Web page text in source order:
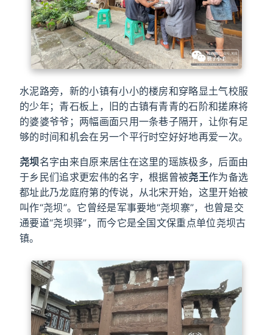
水泥路旁，新的小镇有小小的楼房和穿略显土气校服
的少年；青石板上，旧的古镇有青青的石阶和搓麻将
的婆婆爷爷；两幅画面只用一条巷子隔开，让你有足
够的时间和机会在另一个平行时空好好地再爱一次。
尧坝名字由来自原来居住在这里的瑶族极多，后面由
于乡民们追求更宏伟的名字，根据曾被尧王作为备选
都址此乃龙庭府第的传说，从北宋开始，这里开始被
叫作“尧坝”。它曾经是军事要地“尧坝寨”，也曾是交
通要道“尧坝驿”，而今它是全国文保重点单位尧坝古
镇。